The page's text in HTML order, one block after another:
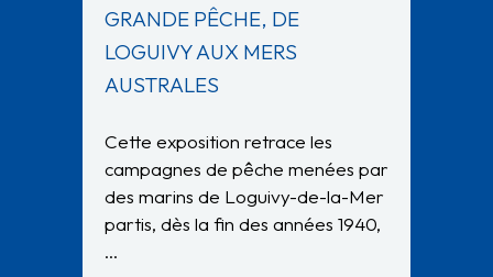
GRANDE PÊCHE, DE
LOGUIVY AUX MERS
AUSTRALES
Cette exposition retrace les
campagnes de pêche menées par
des marins de Loguivy-de-la-Mer
partis, dès la fin des années 1940,
…